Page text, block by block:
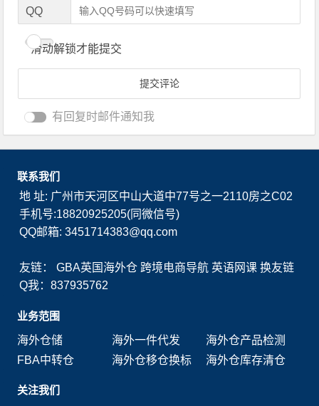
QQ
滑动解锁才能提交
有回复时邮件通知我
联系我们
地 址: 广州市天河区中山大道中77号之一2110房之C02
手机号:18820925205(同微信号)
QQ邮箱: 3451714383@qq.com
友链：GBA英国海外仓 跨境电商导航 英语网课 换友链
Q我：837935762
业务范围
海外仓储
海外一件代发
海外仓产品检测
FBA中转仓
海外仓移仓换标 海外仓库存清仓
关注我们